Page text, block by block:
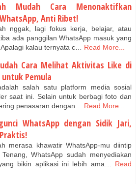
Mudah Cara Menonaktifkan
Anti Ribet!
nggak, lagi fokus kerja, belajar, atau
ada panggilan WhatsApp masuk yang
kalau ternyata c… Read More...
Cara Melihat Aktivitas Like di
Pemula
salah satu platform media sosial
saat ini. Selain untuk berbagi foto dan
penasaran dengan…
Read More...
WhatsApp dengan Sidik Jari,
merasa khawatir WhatsApp-mu diintip
WhatsApp sudah menyediakan
bikin aplikasi ini lebih ama…
Read